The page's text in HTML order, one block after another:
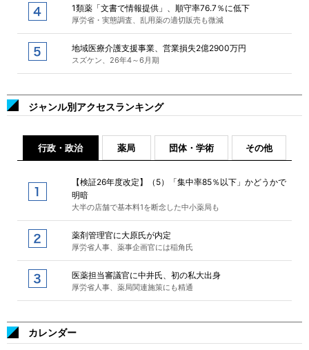
1類薬「文書で情報提供」、順守率76.7％に低下
厚労省・実態調査、乱用薬の適切販売も微減
地域医療介護支援事業、営業損失2億2900万円
スズケン、26年4～6月期
ジャンル別アクセスランキング
行政・政治 薬局 団体・学術 その他
【検証26年度改定】（5）「集中率85％以下」かどうかで
明暗
大半の店舗で基本料1を断念した中小薬局も
薬剤管理官に大原氏が内定
厚労省人事、薬事企画官には稲角氏
医薬担当審議官に中井氏、初の私大出身
厚労省人事、薬局関連施策にも精通
カレンダー